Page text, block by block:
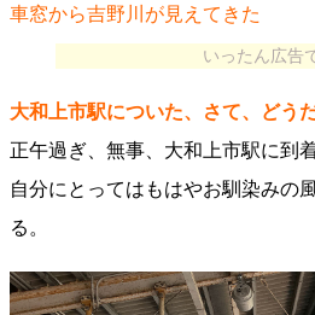
車窓から吉野川が見えてきた
いったん広告
大和上市駅についた、さて、どう
正午過ぎ、無事、大和上市駅に到
自分にとってはもはやお馴染みの
る。